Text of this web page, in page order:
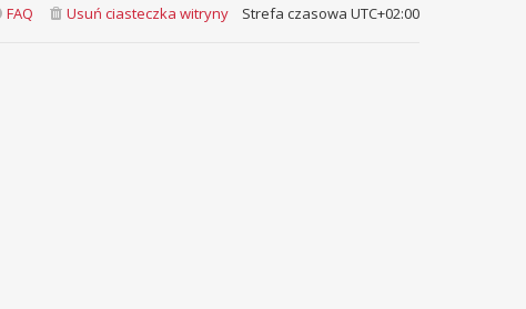
Strefa czasowa UTC+02:00
Usuń ciasteczka witryny
FAQ